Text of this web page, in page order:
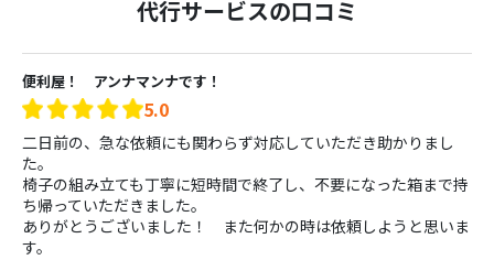
代行サービスの口コミ
便利屋！ アンナマンナです！
5.0
二日前の、急な依頼にも関わらず対応していただき助かりまし
た。
椅子の組み立ても丁寧に短時間で終了し、不要になった箱まで持
ち帰っていただきました。
ありがとうございました！　また何かの時は依頼しようと思いま
す。